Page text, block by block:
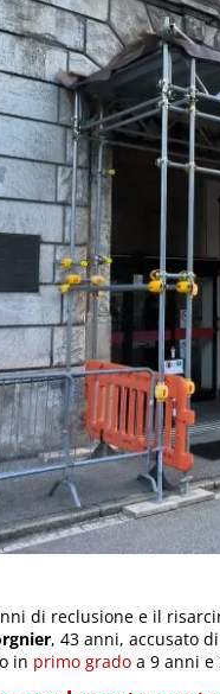
di reclusione e il
, 43 anni, accusato
in primo grado a 9 anni